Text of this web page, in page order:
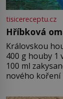
tisicereceptu.cz
Hříbková
Královskou
400 g houby 1
100 ml
nového koření